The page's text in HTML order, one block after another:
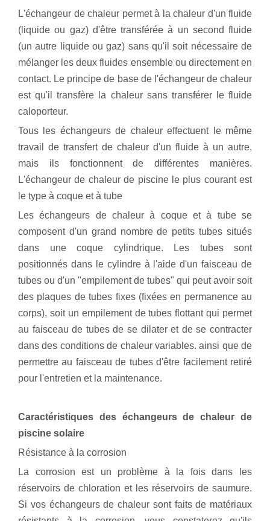
L'échangeur de chaleur permet à la chaleur d'un fluide
(liquide ou gaz) d'être transférée à un second fluide
(un autre liquide ou gaz) sans qu'il soit nécessaire de
mélanger les deux fluides ensemble ou directement en
contact. Le principe de base de l'échangeur de chaleur
est qu'il transfère la chaleur sans transférer le fluide
caloporteur.
Tous les échangeurs de chaleur effectuent le même
travail de transfert de chaleur d'un fluide à un autre,
mais ils fonctionnent de différentes manières.
L'échangeur de chaleur de piscine le plus courant est
le type à coque et à tube
Les échangeurs de chaleur à coque et à tube se
composent d'un grand nombre de petits tubes situés
dans une coque cylindrique. Les tubes sont
positionnés dans le cylindre à l'aide d'un faisceau de
tubes ou d'un "empilement de tubes" qui peut avoir soit
des plaques de tubes fixes (fixées en permanence au
corps), soit un empilement de tubes flottant qui permet
au faisceau de tubes de se dilater et de se contracter
dans des conditions de chaleur variables. ainsi que de
permettre au faisceau de tubes d'être facilement retiré
pour l'entretien et la maintenance.
Caractéristiques des échangeurs de chaleur de
piscine solaire
Résistance à la corrosion
La corrosion est un problème à la fois dans les
réservoirs de chloration et les réservoirs de saumure.
Si vos échangeurs de chaleur sont faits de matériaux